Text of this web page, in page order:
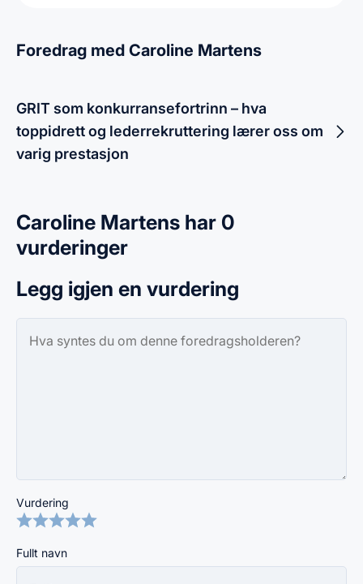
Foredrag med Caroline Martens
GRIT som konkurransefortrinn – hva
toppidrett og lederrekruttering lærer oss om
varig prestasjon
Caroline Martens har 0
vurderinger
Legg igjen en vurdering
Vurdering
Fullt navn